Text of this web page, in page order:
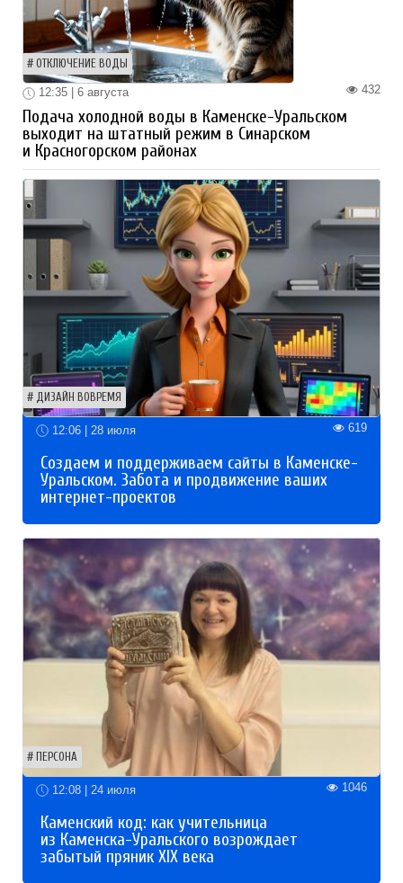
ОТКЛЮЧЕНИЕ ВОДЫ
432
12:35 | 6 августа
Подача холодной воды в Каменске-Уральском
выходит на штатный режим в Синарском
и Красногорском районах
ДИЗАЙН ВОВРЕМЯ
12:06 | 28 июля 619
Создаем и поддерживаем сайты в Каменске-
Уральском. Забота и продвижение ваших
интернет-проектов
ПЕРСОНА
12:08 | 24 июля 1046
Каменский код: как учительница
из Каменска-Уральского возрождает
забытый пряник XIX века